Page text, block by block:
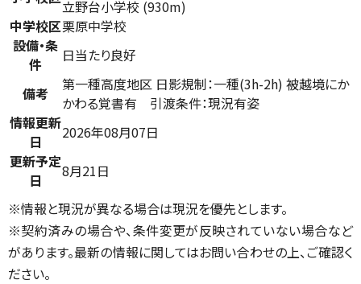
立野台小学校 (930m)
中学校区栗原中学校
設備・条
件
日当たり良好
備考
第一種高度地区 日影規制：一種(3h-2h) 被越境にか
かわる覚書有 引渡条件：現況有姿
情報更新
日
2026年08月07日
更新予定
日
8月21日
※情報と現況が異なる場合は現況を優先とします。
※契約済みの場合や、条件変更が反映されていない場合など
があります。最新の情報に関してはお問い合わせの上、ご確認く
ださい。